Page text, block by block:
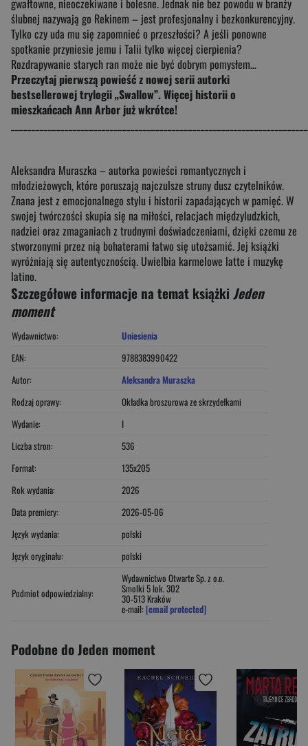
gwałtowne, nieoczekiwane i bolesne. Jednak nie bez powodu w branży
ślubnej nazywają go Rekinem – jest profesjonalny i bezkonkurencyjny.
Tylko czy uda mu się zapomnieć o przeszłości? A jeśli ponowne
spotkanie przyniesie jemu i Talii tylko więcej cierpienia?
Rozdrapywanie starych ran może nie być dobrym pomysłem…
Przeczytaj pierwszą powieść z nowej serii autorki
bestsellerowej trylogii „Swallow”. Więcej historii o
mieszkańcach Ann Arbor już wkrótce!
Aleksandra Muraszka – autorka powieści romantycznych i
młodzieżowych, które poruszają najczulsze struny dusz czytelników.
Znana jest z emocjonalnego stylu i historii zapadających w pamięć. W
swojej twórczości skupia się na miłości, relacjach międzyludzkich,
nadziei oraz zmaganiach z trudnymi doświadczeniami, dzięki czemu ze
stworzonymi przez nią bohaterami łatwo się utożsamić. Jej książki
wyróżniają się autentycznością. Uwielbia karmelowe latte i muzykę
latino.
Szczegółowe informacje na temat książki Jeden
moment
Wydawnictwo:
Uniesienia
EAN:
9788383990422
Autor:
Aleksandra Muraszka
Rodzaj oprawy:
Okładka broszurowa ze skrzydełkami
Wydanie:
I
Liczba stron:
536
Format:
135x205
Rok wydania:
2026
Data premiery:
2026-05-06
Język wydania:
polski
Język oryginału:
polski
Podmiot odpowiedzialny:
Wydawnictwo Otwarte Sp. z o.o.
Smolki 5 lok. 302
30-513 Kraków
e-mail: [email protected]
Podobne do Jeden moment